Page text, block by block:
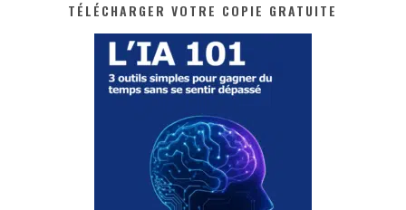
TÉLÉCHARGER VOTRE COPIE GRATUITE